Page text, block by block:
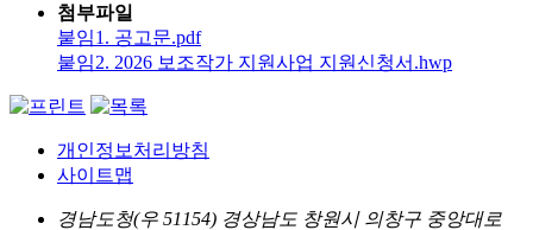
첨부파일
붙임1. 공고문.pdf
붙임2. 2026 보조작가 지원사업 지원신청서.hwp
개인정보처리방침
사이트맵
경남도청(우 51154) 경상남도 창원시 의창구 중앙대로